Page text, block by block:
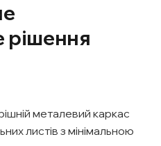
рішення
металевий каркас
листів з мінімальною